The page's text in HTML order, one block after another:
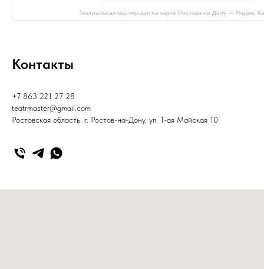
Театральная мастерская на карте Ростова‑на‑Дону — Яндекс
Контакты
+7 863 221 27 28
teatrmaster@gmail.com
Ростовская область. г. Ростов-на-Дону, ул. 1-ая Майская 10